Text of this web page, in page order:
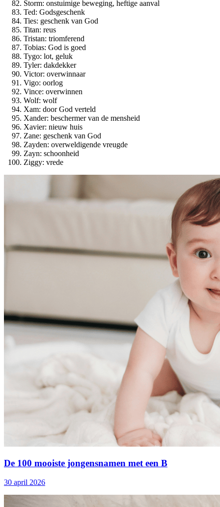
Storm: onstuimige beweging, heftige aanval
Ted: Godsgeschenk
Ties: geschenk van God
Titan: reus
Tristan: triomferend
Tobias: God is goed
Tygo: lot, geluk
Tyler: dakdekker
Victor: overwinnaar
Vigo: oorlog
Vince: overwinnen
Wolf: wolf
Xam: door God verteld
Xander: beschermer van de mensheid
Xavier: nieuw huis
Zane: geschenk van God
Zayden: overweldigende vreugde
Zayn: schoonheid
Ziggy: vrede
De 100 mooiste jongensnamen met een B
30 april 2026